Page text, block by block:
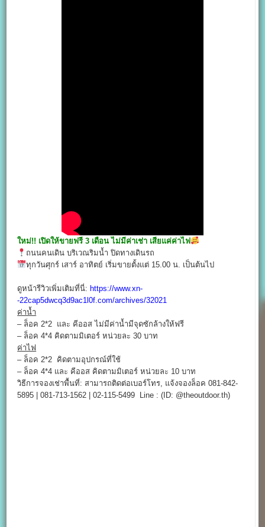
ใหม่!! เปิดให้ขายฟรี 3 เดือน ไม่มีค่าเช่า เสียแค่ค่าไฟ
ถนนคนเดิน บริเวณริมน้ำ ปิดทางเดินรถ
ทุกวันศุกร์ เสาร์ อาทิตย์ เริ่มขายตั้งแต่ 15.00 น. เป็นต้นไป
ดูหน้ารีวิวเพิ่มเติมที่นี่: https://www.xn-
-22cap5dwcq3d9ac1l0f.com/archives/32021
ค่าน้ำ
– ล็อค 2*2 และ คีออส ไม่มีค่าน้ำมีจุดซักล้างให้ฟรี
– ล็อค 4*4 คิดตามมิเตอร์ หน่วยละ 30 บาท
ค่าไฟ
– ล็อค 2*2 คิดตามอุปกรณ์ที่ใช้
– ล็อค 4*4 และ คีออส คิดตามมิเตอร์ หน่วยละ 10 บาท
วิธีการจองเช่าพื้นที่: สามารถติดต่อเบอร์โทร, แจ้งจองล็อค 081-842-
5895 | 081-713-1562 | 02-115-5499 Line : (ID: @theoutdoor.th)